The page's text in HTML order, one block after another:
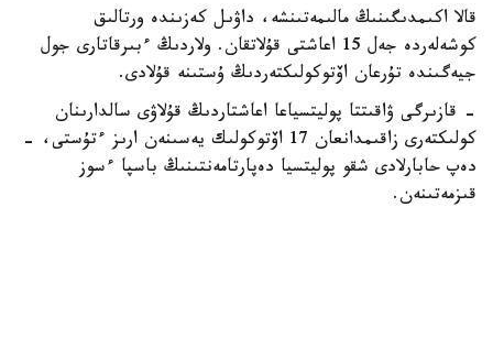
قالا اكىمدىگىنىڭ مالىمەتىنشە، داۋىل كەزىندە ورتالىق
كوشەلەردە جەل 15 اعاشتى قۇلاتقان. ولاردىڭ ءبىرقاتارى جول
جيەگىندە تۇرعان اۆتوكولىكتەردىڭ ۇستىنە قۇلادى.
- قازىرگى ۋاقىتتا پوليتسياعا اعاشتاردىڭ قۇلاۋى سالدارىنان
كولىكتەرى زاقىمدانعان 17 اۆتوكولىك يەسىنەن ارىز ءتۇستى، -
دەپ حابارلادى شقو پوليتسيا دەپارتامەنتىنىڭ باسپا ءسوز
قىزمەتىنەن.